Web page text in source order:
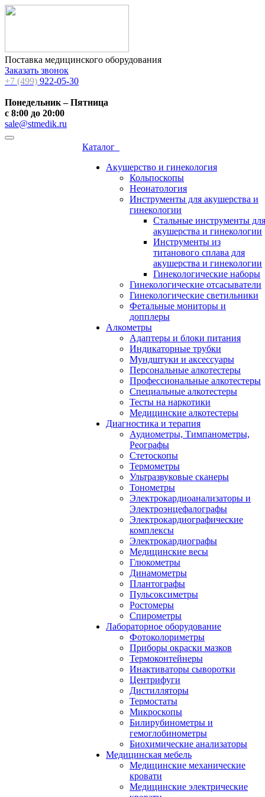
Поставка медицинского оборудования
Заказать звонок
+7 (499) 922-05-30
Понедельник – Пятница
с 8:00 до 20:00
sale@stmedik.ru
Каталог
Акушерство и гинекология
Кольпоскопы
Неонатология
Инструменты для акушерства и
гинекологии
Стальные инструменты для
акушерства и гинекологии
Инструменты из
титанового сплава для
акушерства и гинекологии
Гинекологические наборы
Гинекологические отсасыватели
Гинекологические светильники
Фетальные мониторы и
допплеры
Алкометры
Адаптеры и блоки питания
Индикаторные трубки
Мундштуки и аксессуары
Персональные алкотестеры
Профессиональные алкотестеры
Специальные алкотестеры
Тесты на наркотики
Медицинские алкотестеры
Диагностика и терапия
Аудиометры, Тимпанометры,
Реографы
Стетоскопы
Термометры
Ультразвуковые сканеры
Тонометры
Электрокардиоанализаторы и
Электроэнцефалографы
Электрокардиографические
комплексы
Электрокардиографы
Медицинские весы
Глюкометры
Динамометры
Плантографы
Пульсоксиметры
Ростомеры
Спирометры
Лабораторное оборудование
Фотоколориметры
Приборы окраски мазков
Термоконтейнеры
Инактиваторы сыворотки
Центрифуги
Дистилляторы
Термостаты
Микроскопы
Билирубинометры и
гемоглобинометры
Биохимические анализаторы
Медицинская мебель
Медицинские механические
кровати
Медицинские электрические